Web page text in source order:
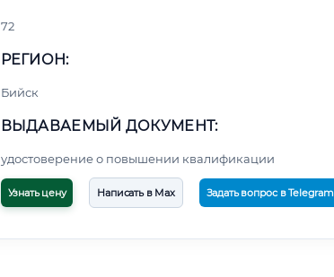
72
РЕГИОН:
Бийск
ВЫДАВАЕМЫЙ ДОКУМЕНТ:
удостоверение о повышении квалификации
Узнать цену Написать в Max Задать вопрос в Telegram